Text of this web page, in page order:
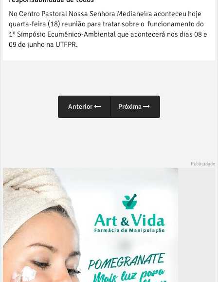
No Centro Pastoral Nossa Senhora Medianeira aconteceu hoje
quarta-feira (18) reunião para tratar sobre o funcionamento do
1º Simpósio Ecumênico-Ambiental que acontecerá nos dias 08 e
09 de junho na UTFPR.
Anterior Próxima